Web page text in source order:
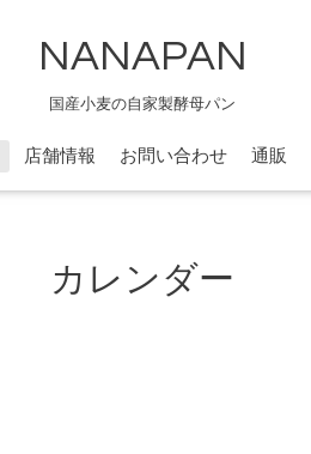
NANAPAN
国産小麦の自家製酵母パン
店舗情報 お問い合わせ 通販
カレンダー